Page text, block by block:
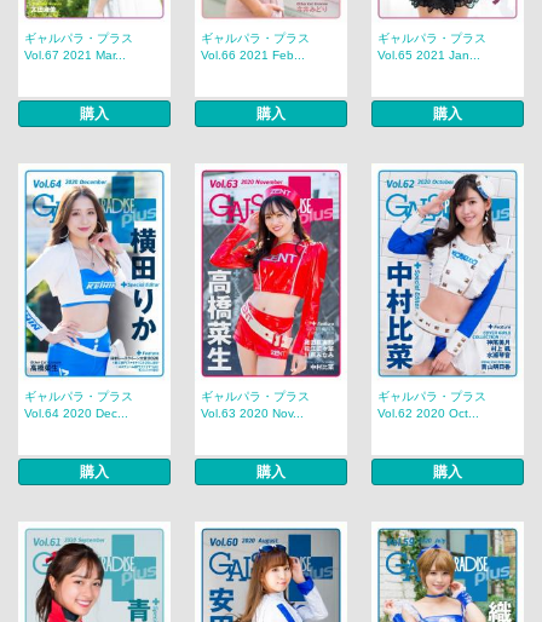
ギャルパラ・プラス
Vol.67 2021 Mar...
購入
ギャルパラ・プラス
Vol.66 2021 Feb...
購入
ギャルパラ・プラス
Vol.65 2021 Jan...
購入
ギャルパラ・プラス
Vol.64 2020 Dec...
購入
ギャルパラ・プラス
Vol.63 2020 Nov...
購入
ギャルパラ・プラス
Vol.62 2020 Oct...
購入